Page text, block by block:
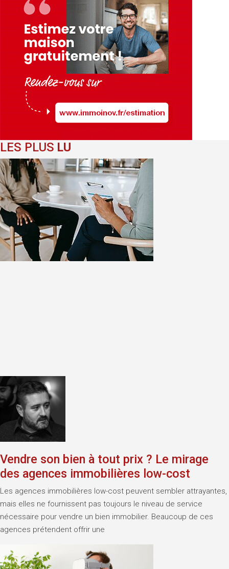
LES PLUS LU
Vendre son bien à tout prix ? Le mirage
des agences immobilières low-cost
Les agences immobilières low-cost peuvent sembler attrayantes,
mais elles ne fournissent pas toujours le niveau de service
nécessaire pour vendre un bien immobilier. Beaucoup de ces
agences prétendent offrir une